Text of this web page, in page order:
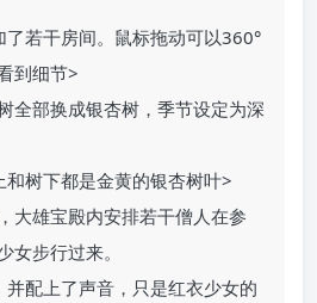
若干房间。鼠标拖动可以360°
到细节>
全部换成银杏树，季节设定为深
树下都是金黄的银杏树叶>
大雄宝殿内安排若干僧人在参
女步行过来。
配上了声音，只是红衣少女的